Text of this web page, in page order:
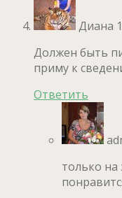
Диана
Должен быть
приму к
Ответить
только